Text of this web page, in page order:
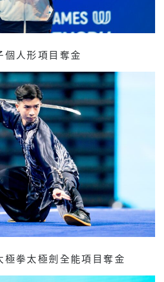
個人形項目奪金
極拳太極劍全能項目奪金